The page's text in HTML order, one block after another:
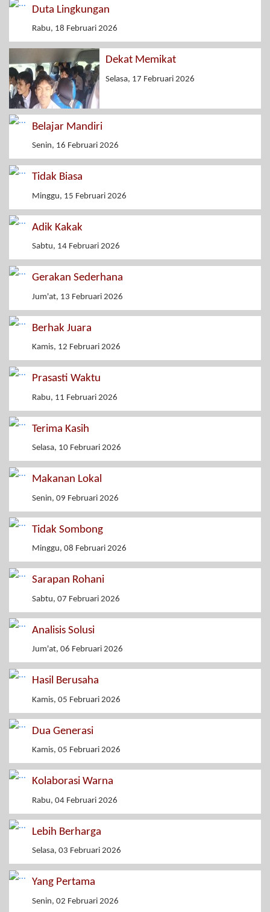
Duta Lingkungan
Rabu, 18 Februari 2026
Dekat Memikat
Selasa, 17 Februari 2026
Belajar Mandiri
Senin, 16 Februari 2026
Tidak Biasa
Minggu, 15 Februari 2026
Adik Kakak
Sabtu, 14 Februari 2026
Gerakan Sederhana
Jum'at, 13 Februari 2026
Berhak Juara
Kamis, 12 Februari 2026
Prasasti Waktu
Rabu, 11 Februari 2026
Terima Kasih
Selasa, 10 Februari 2026
Makanan Lokal
Senin, 09 Februari 2026
Tidak Sombong
Minggu, 08 Februari 2026
Sarapan Rohani
Sabtu, 07 Februari 2026
Analisis Solusi
Jum'at, 06 Februari 2026
Hasil Berusaha
Kamis, 05 Februari 2026
Dua Generasi
Kamis, 05 Februari 2026
Kolaborasi Warna
Rabu, 04 Februari 2026
Lebih Berharga
Selasa, 03 Februari 2026
Yang Pertama
Senin, 02 Februari 2026